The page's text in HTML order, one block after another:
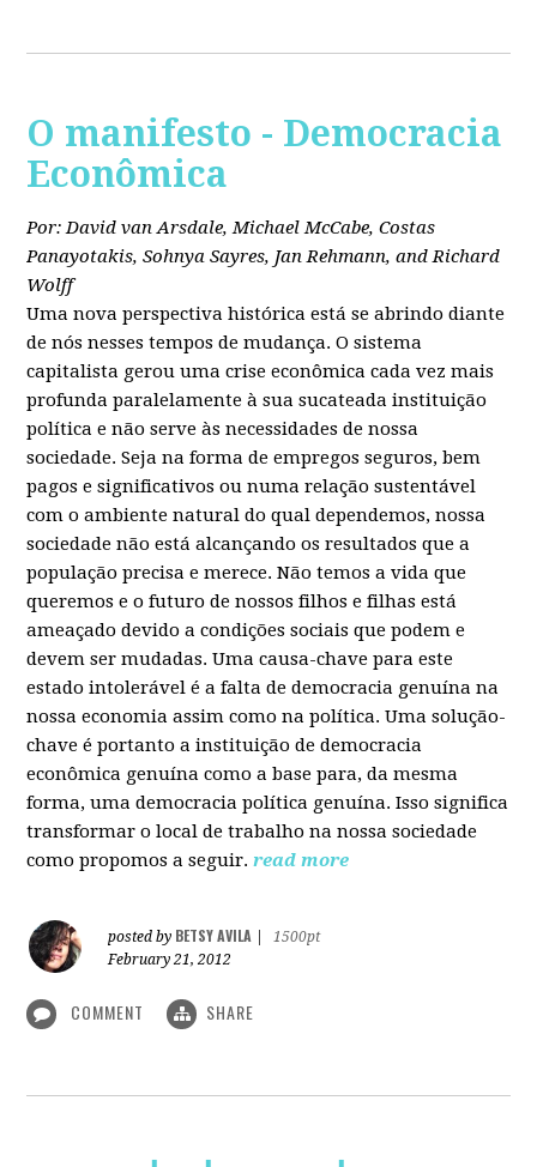
O manifesto - Democracia
Econômica
Por: David van Arsdale, Michael McCabe, Costas
Panayotakis, Sohnya Sayres, Jan Rehmann, and Richard
Wolff
Uma nova perspectiva histórica está se abrindo diante
de nós nesses tempos de mudança. O sistema
capitalista gerou uma crise econômica cada vez mais
profunda paralelamente à sua sucateada instituição
política e não serve às necessidades de nossa
sociedade. Seja na forma de empregos seguros, bem
pagos e significativos ou numa relação sustentável
com o ambiente natural do qual dependemos, nossa
sociedade não está alcançando os resultados que a
população precisa e merece. Não temos a vida que
queremos e o futuro de nossos filhos e filhas está
ameaçado devido a condições sociais que podem e
devem ser mudadas. Uma causa-chave para este
estado intolerável é a falta de democracia genuína na
nossa economia assim como na política. Uma solução-
chave é portanto a instituição de democracia
econômica genuína como a base para, da mesma
forma, uma democracia política genuína. Isso significa
transformar o local de trabalho na nossa sociedade
como propomos a seguir. read more
posted by BETSY AVILA
1500pt
February 21, 2012
COMMENT SHARE